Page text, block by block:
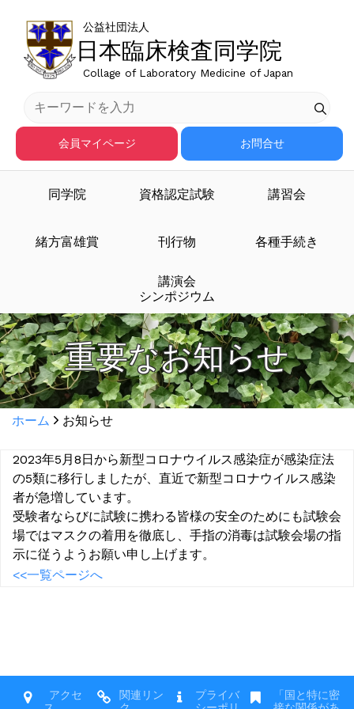
日本臨床検査同学院
公益社団法人
Collage of Laboratory Medicine of Japan
会員マイページ お問合せ
同学院 資格認定試験 講習会
緒方富雄賞 刊行物 各種手続き
講演会
シンポジウム
重要なお知らせ
ホーム お知らせ
2023年5月8日から新型コロナウイルス感染症が感染症法
の5類に移行しましたが、直近で新型コロナウイルス感染
者が急増しています。
受験者ならびに試験に携わる皆様の安全のためにも試験会
場ではマスクの着用を徹底し、手指の消毒は試験会場の指
示に従うようお願い申し上げます。
<<一覧ページへ
アクセ
関連リン
プライバ
「国と特に密